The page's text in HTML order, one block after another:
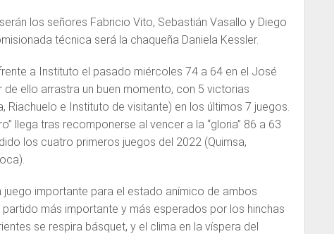
los señores Fabricio Vito, Sebastián Vasallo y Diego
técnica será la chaqueña Daniela Kessler.
a Instituto el pasado miércoles 74 a 64 en el José
ello arrastra un buen momento, con 5 victorias
Riachuelo e Instituto de visitante) en los últimos 7 juegos.
llega tras recomponerse al vencer a la “gloria” 86 a 63
los cuatro primeros juegos del 2022 (Quimsa,
juego importante para el estado anímico de ambos
más importante y más esperados por los hinchas
se respira básquet, y el clima en la víspera del